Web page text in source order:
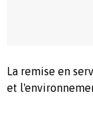
La remise en
et